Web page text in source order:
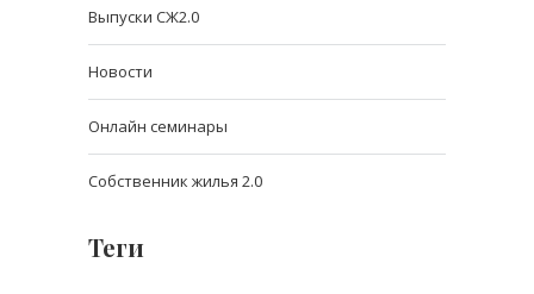
Выпуски СЖ2.0
Новости
Онлайн семинары
Собственник жилья 2.0
Теги